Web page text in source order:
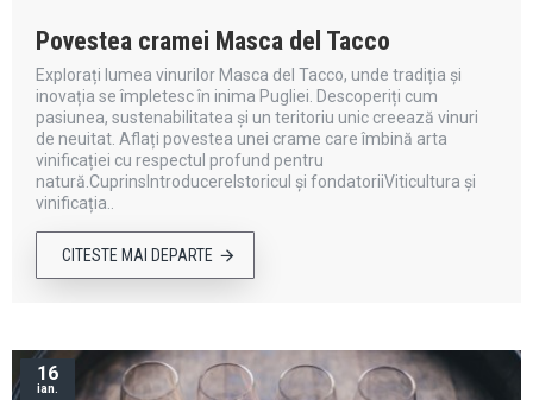
Povestea cramei Masca del Tacco
Explorați lumea vinurilor Masca del Tacco, unde tradiția și
inovația se împletesc în inima Pugliei. Descoperiți cum
pasiunea, sustenabilitatea și un teritoriu unic creează vinuri
de neuitat. Aflați povestea unei crame care îmbină arta
vinificației cu respectul profund pentru
natură.CuprinsIntroducereIstoricul și fondatoriiViticultura și
vinificația..
CITESTE MAI DEPARTE
16
ian.